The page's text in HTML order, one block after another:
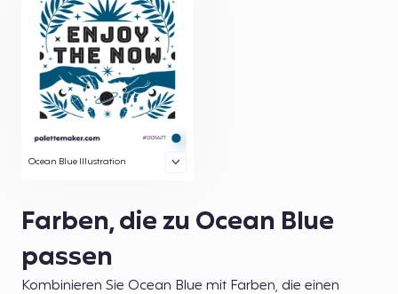
Ocean Blue Illustration
Farben, die zu Ocean Blue
passen
Kombinieren Sie Ocean Blue mit Farben, die einen